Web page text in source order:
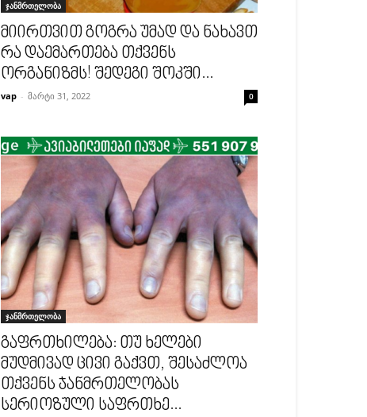
ჯანმრთელობა
მიირთვით გოგრა უმად და ნახავთ
რა დაემართება თქვენს
ორგანიზმს! შედეგი შოკში...
vap - მარტი 31, 2022 0
ჯანმრთელობა
გაფრთხილება: თუ ხელები
მუდმივად ცივი გაქვთ, შესაძლოა
თქვენს ჯანმრთელობას
სერიოზული საფრთხე...